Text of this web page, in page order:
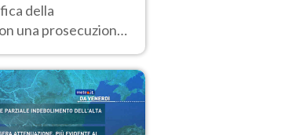
della
una prosecuzione
la settimana di